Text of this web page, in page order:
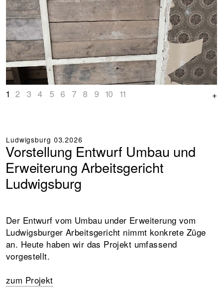
1 2 3 4 5 6 7 8 9 10 11
Ludwigsburg 03.2026
Vorstellung Entwurf Umbau und
Erweiterung Arbeitsgericht
Ludwigsburg
Der Entwurf vom Umbau under Erweiterung vom
Ludwigsburger Arbeitsgericht nimmt konkrete Züge
an. Heute haben wir das Projekt umfassend
vorgestellt.
zum Projekt
+ + +